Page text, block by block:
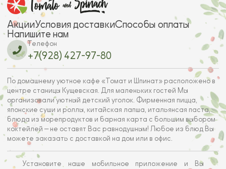
АкцииУсловия доставкиСпособы оплаты
Напишите нам
Телефон
+7(928) 427-97-80
По домашнему уютное кафе «Томат и Шпинат» расположено в
центре станицы Кущевская. Для маленьких гостей Мы
организовали уютный детский уголок. Фирменная пицца,
японские суши и роллы, китайская лапша, итальянсая паста,
блюда из морепродуктов и барная карта с большим выбором
коктейлей — не оставят Вас равнодушным! Любое из блюд Вы
можете заказать с доставкой на дом или в офис.
Установите наше мобильное приложение и Вы